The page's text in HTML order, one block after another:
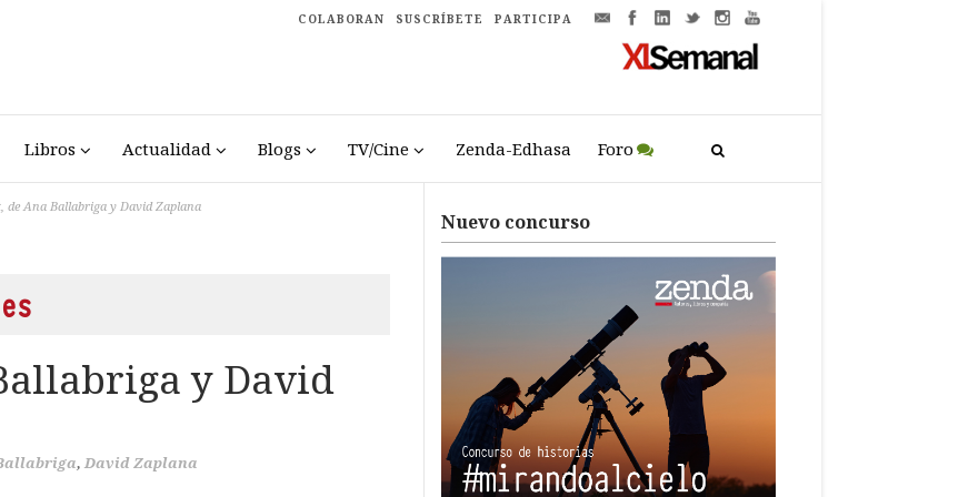
COLABORAN SUSCRÍBETE PARTICIPA
Libros Actualidad Blogs TV/Cine Zenda-Edhasa Foro
de Ana Ballabriga y David Zaplana
y David
, David Zaplana
Nuevo concurso